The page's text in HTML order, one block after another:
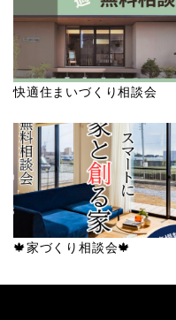
快適住まいづくり相談会
🍁家づくり相談会🍁